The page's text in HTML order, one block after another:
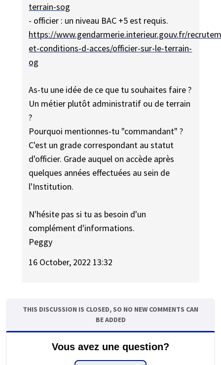
terrain-sog
- officier : un niveau BAC +5 est requis.
https://www.gendarmerie.interieur.gouv.fr/
et-conditions-d-acces/officier-sur-le-terrain-
og
As-tu une idée de ce que tu souhaites faire ?
Un métier plutôt administratif ou de terrain
?
Pourquoi mentionnes-tu "commandant" ?
C'est un grade correspondant au statut
d'officier. Grade auquel on accède après
quelques années effectuées au sein de
l'Institution.
N'hésite pas si tu as besoin d'un
complément d'informations.
Peggy
16 October, 2022 13:32
THIS DISCUSSION IS CLOSED, SO NO NEW COMMENTS CAN
BE ADDED
Vous avez une question?